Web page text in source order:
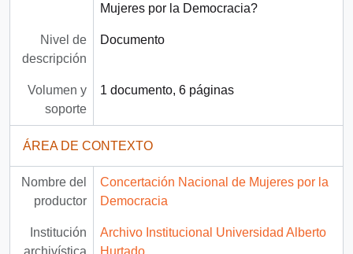
Mujeres por la Democracia?
Nivel de
descripción
Documento
Volumen y
soporte
1 documento, 6 páginas
ÁREA DE CONTEXTO
Nombre del
productor
Concertación Nacional de Mujeres por la
Democracia
Institución
archivística
Archivo Institucional Universidad Alberto
Hurtado